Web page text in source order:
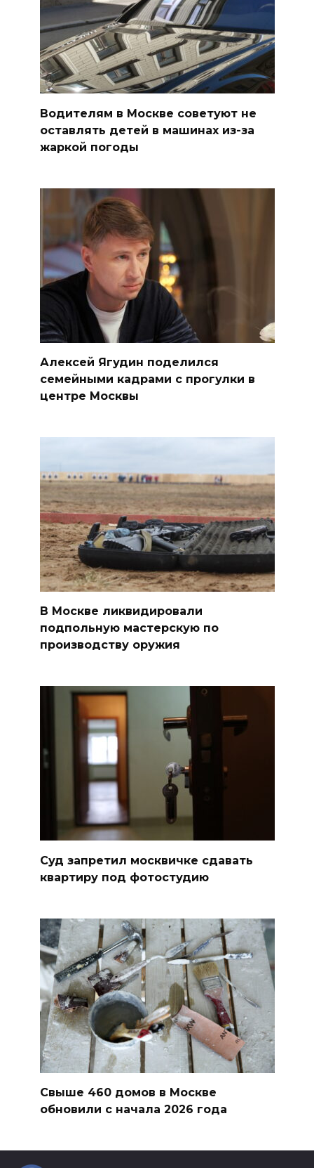
Водителям в Москве советуют не
оставлять детей в машинах из-за
жаркой погоды
Алексей Ягудин поделился
семейными кадрами с прогулки в
центре Москвы
В Москве ликвидировали
подпольную мастерскую по
производству оружия
Суд запретил москвичке сдавать
квартиру под фотостудию
Свыше 460 домов в Москве
обновили с начала 2026 года